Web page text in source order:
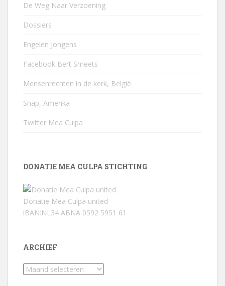
De Weg Naar Verzoening
Dossiers
Engelen Jongens
Facebook Bert Smeets
Mensenrechten in de kerk, België
Snap, Amerika
Twitter Mea Culpa
DONATIE MEA CULPA STICHTING
Donatie Mea Culpa united
iBAN:NL34 ABNA 0592 5951 61
ARCHIEF
Archief